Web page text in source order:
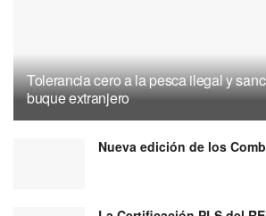
Tolerancia cero a la pesca ilegal y
buque extranjero
Nueva edición de los